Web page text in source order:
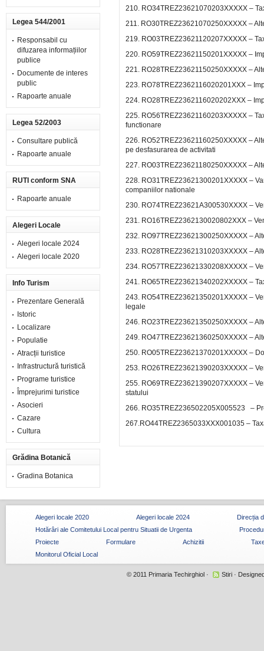
Legea 544/2001
Responsabil cu
difuzarea informațiilor
publice
Documente de interes
public
Rapoarte anuale
Legea 52/2003
Consultare publică
Rapoarte anuale
RUTI conform SNA
Rapoarte anuale
Alegeri Locale
Alegeri locale 2024
Alegeri locale 2020
Info Turism
Prezentare Generală
Istoric
Localizare
Populatie
Atracții turistice
Infrastructură turistică
Programe turistice
Împrejurimi turistice
Asocieri
Cazare
Cultura
Grădina Botanică
Gradina Botanica
210. RO34TREZ23621070203XXXXX –
211. RO30TREZ23621070250XXXXX –
219. RO03TREZ23621120207XXXXX –
220. RO59TREZ23621150201XXXXX –
221. RO28TREZ23621150250XXXXX –
223. RO78TREZ2362116020201XXX –
224. RO28TREZ2362116020202XXX –
225. RO56TREZ23621160203XXXXX –
functionare
226. RO52TREZ23621160250XXXXX –
pe desfasurarea de activitati
227. RO03TREZ23621180250XXXXX –
228. RO31TREZ23621300201XXXXX –
companiilor nationale
230. RO74TREZ23621A300530XXXX –
231. RO16TREZ2362130020802XXX –
232. RO97TREZ23621300250XXXXX –
233. RO28TREZ23621310203XXXXX –
234. RO57TREZ23621330208XXXXX –
241. RO65TREZ23621340202XXXXX –
243. RO54TREZ23621350201XXXXX –
legale
246. RO23TREZ23621350250XXXXX –
249. RO47TREZ23621360250XXXXX –
250. RO05TREZ23621370201XXXXX –
253. RO26TREZ23621390203XXXXX –
255. RO69TREZ23621390207XXXXX –
statului
266. RO35TREZ236502205X005523 –
267.RO44TREZ2365033XXX001035 –
Alegeri locale 2020 Alegeri locale 2024
Direcția
Hotărâri ale Comitetului Local pentru Situatii de Urgenta
Proiecte
Formulare Achizitii
Monitorul Oficial Local
© 2011 Primaria Techirghiol · Stiri ·